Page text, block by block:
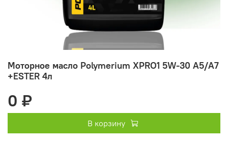
Моторное масло Polymerium XPRO1 5W-30 A5/A7
+ESTER 4л
0 ₽
В корзину